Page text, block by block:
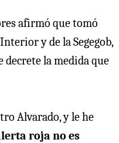
afirmó que tomó
y de la Segegob,
decrete la medida que
Alvarado, y le he
roja no es